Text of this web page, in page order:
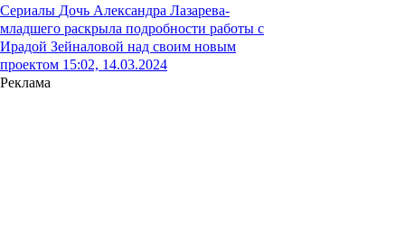
Сериалы Дочь Александра Лазарева-
младшего раскрыла подробности работы с
Ирадой Зейналовой над своим новым
проектом 15:02, 14.03.2024
Реклама